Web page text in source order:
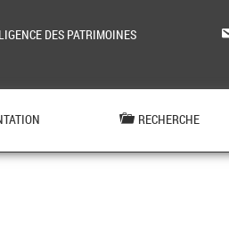
DES PATRIMOINES
RECHERCHE